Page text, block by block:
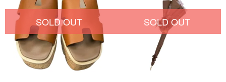
SOLD OUT SOLD OUT